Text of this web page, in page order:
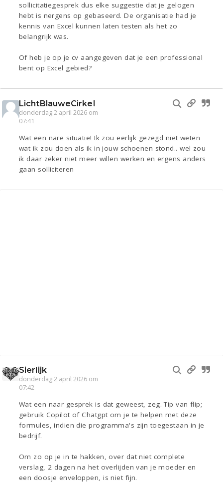
sollicitatiegesprek dus elke suggestie dat je gelogen
hebt is nergens op gebaseerd. De organisatie had je
kennis van Excel kunnen laten testen als het zo
belangrijk was.
Of heb je op je cv aangegeven dat je een professional
bent op Excel gebied?
LichtBlauweCirkel
donderdag 2 april 2026 om
07:41
Wat een nare situatie! Ik zou eerlijk gezegd niet weten
wat ik zou doen als ik in jouw schoenen stond.. wel zou
ik daar zeker niet meer willen werken en ergens anders
gaan solliciteren
Sierlijk
donderdag 2 april 2026 om
07:42
Wat een naar gesprek is dat geweest, zeg. Tip van flip;
gebruik Copilot of Chatgpt om je te helpen met deze
formules, indien die programma's zijn toegestaan in je
bedrijf.
Om zo op je in te hakken, over dat niet complete
verslag, 2 dagen na het overlijden van je moeder en
een doosje enveloppen, is niet fijn.